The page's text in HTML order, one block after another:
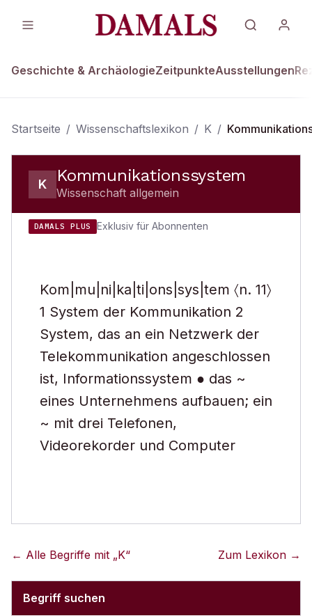
Geschichte & ArchäologieZeitpunkteAusstellungen
Startseite / Wissenschaftslexikon / K /
K Kommunikationssystem
Wissenschaft allgemein
DAMALS PLUS Exklusiv für Abonnenten
Kom|mu|ni|ka|ti|ons|sys|tem 〈n. 11〉
1 System der Kommunikation 2
System, das an ein Netzwerk der
Telekommunikation angeschlossen
ist, Informationssystem ● das ~
eines Unternehmens aufbauen; ein
~ mit drei Telefonen,
Videorekorder und Computer
← Alle Begriffe mit „K“ Zum Lexikon →
Begriff suchen